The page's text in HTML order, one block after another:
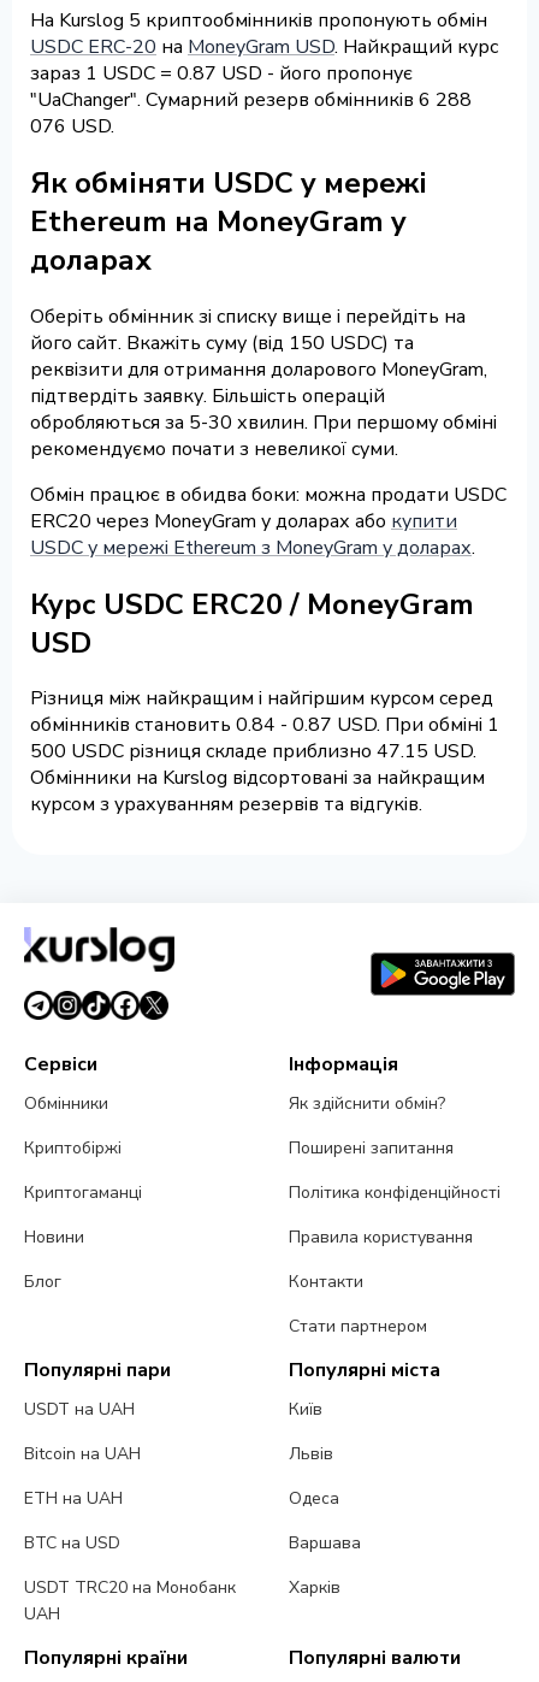
На Kurslog 5 криптообмінників пропонують обмін
USDC ERC-20 на MoneyGram USD. Найкращий курс
зараз 1 USDC = 0.87 USD - його пропонує
"UaChanger". Сумарний резерв обмінників 6 288
076 USD.
Як обміняти USDC у мережі
Ethereum на MoneyGram у
доларах
Оберіть обмінник зі списку вище і перейдіть на
його сайт. Вкажіть суму (від 150 USDC) та
реквізити для отримання доларового MoneyGram,
підтвердіть заявку. Більшість операцій
обробляються за 5-30 хвилин. При першому обміні
рекомендуємо почати з невеликої суми.
Обмін працює в обидва боки: можна продати USDC
ERC20 через MoneyGram у доларах або купити
USDC у мережі Ethereum з MoneyGram у доларах.
Курс USDC ERC20 / MoneyGram
USD
Різниця між найкращим і найгіршим курсом серед
обмінників становить 0.84 - 0.87 USD. При обміні 1
500 USDC різниця складе приблизно 47.15 USD.
Обмінники на Kurslog відсортовані за найкращим
курсом з урахуванням резервів та відгуків.
Сервіси
Обмінники
Криптобіржі
Криптогаманці
Новини
Блог
Інформація
Як здійснити обмін?
Поширені запитання
Політика конфіденційності
Правила користування
Контакти
Стати партнером
Популярні пари
USDT на UAH
Bitcoin на UAH
ETH на UAH
BTC на USD
USDT TRC20 на Монобанк
UAH
Популярні міста
Київ
Львів
Одеса
Варшава
Харків
Популярні країни Популярні валюти